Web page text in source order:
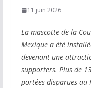
11 juin 2026
La mascotte de la
Mexique a été
devenant une
supporters. Plus de
portées disparues au